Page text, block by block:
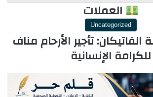
العملات
Uncategorized
تأجير الأرحام مناف
للكرامة الإنسانية